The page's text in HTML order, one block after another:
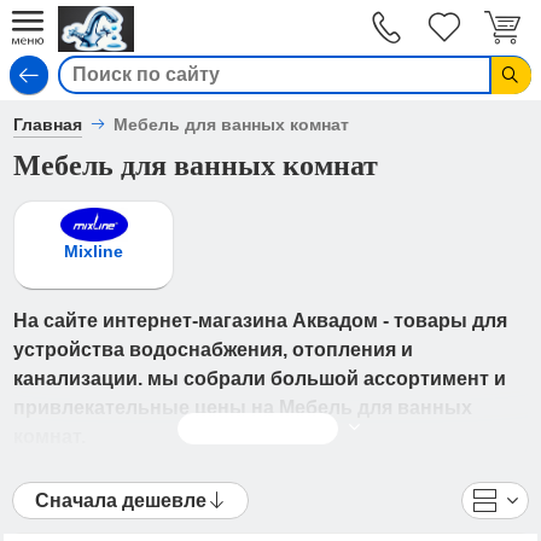
Главная Мебель для ванных комнат
Мебель для ванных комнат
Mixline
На сайте интернет-магазина Аквадом - товары для
устройства водоснабжения, отопления и
канализации. мы собрали большой ассортимент и
В каталоге представлены - Мебель для ванных
комнат от ведущих мировых производителей. Вы
Сначала дешевле